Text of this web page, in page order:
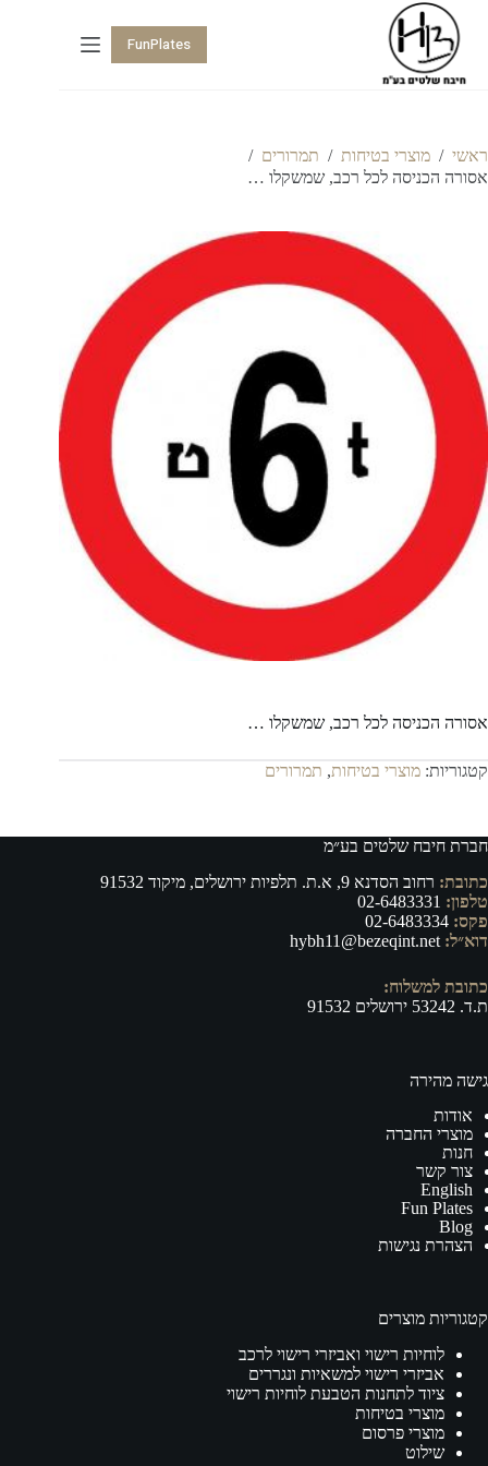
FunPlates
ראשי / מוצרי בטיחות / תמרורים /
אסורה הכניסה לכל רכב, שמשקלו …
אסורה הכניסה לכל רכב, שמשקלו …
קטגוריות: מוצרי בטיחות, תמרורים
חברת חיבח שלטים בע״מ
כתובת: רחוב הסדנא 9, א.ת. תלפיות ירושלים, מיקוד 91532
טלפון: 02-6483331
פקס:
דוא״ל: hybh11@bezeqint.net
כתובת למשלוח:
ת.ד. 53242 ירושלים 91532
גישה מהירה
אודות
מוצרי החברה
חנות
צור קשר
English
Fun Plates
Blog
הצהרת נגישות
קטגוריות מוצרים
לוחיות רישוי ואביזרי רישוי לרכב
אביזרי רישוי למשאיות ונגררים
ציוד לתחנות הטבעת לוחיות רישוי
מוצרי בטיחות
מוצרי פרסום
שילוט